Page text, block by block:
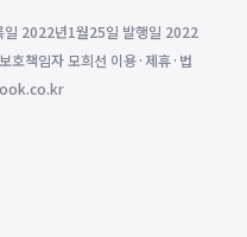
일 2022년1월25일 발행일 2022
호책임자 모희선 이용·제휴·법